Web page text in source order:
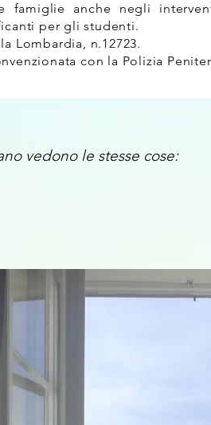
anche negli
per gli studenti.
Lombardia, n.12723.
con la Polizia
vedono le stesse cose: